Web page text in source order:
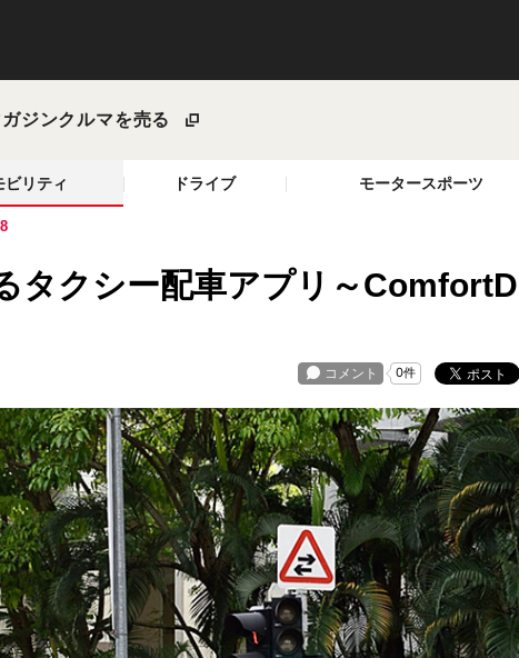
ジンクルマを売る
ビリティ ドライブ モータースポーツ
タクシー配車アプリ～ComfortD